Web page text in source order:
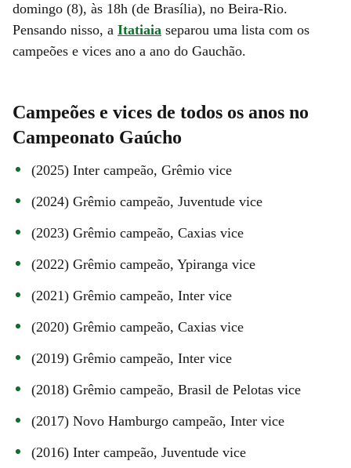
domingo (8), às 18h (de Brasília), no Beira-Rio.
Pensando nisso, a Itatiaia separou uma lista com os
campeões e vices ano a ano do Gauchão.
Campeões e vices de todos os anos no
Campeonato Gaúcho
(2025) Inter campeão, Grêmio vice
(2024) Grêmio campeão, Juventude vice
(2023) Grêmio campeão, Caxias vice
(2022) Grêmio campeão, Ypiranga vice
(2021) Grêmio campeão, Inter vice
(2020) Grêmio campeão, Caxias vice
(2019) Grêmio campeão, Inter vice
(2018) Grêmio campeão, Brasil de Pelotas vice
(2017) Novo Hamburgo campeão, Inter vice
(2016) Inter campeão, Juventude vice